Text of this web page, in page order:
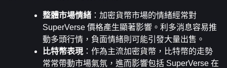
整體市場情緒 ：加密貨幣市場的情緒經常對
SuperVerse 價格產生顯著影響。利多消息容易推
動多頭行情，負面情緒則可能引發大量出售。
比特幣表現 ：作為主流加密貨幣，比特幣的走勢
常常帶動市場氣氛，進而影響包括 SuperVerse 在